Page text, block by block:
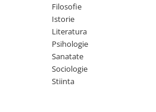
Filosofie
Istorie
Literatura
Psihologie
Sanatate
Sociologie
Stiinta